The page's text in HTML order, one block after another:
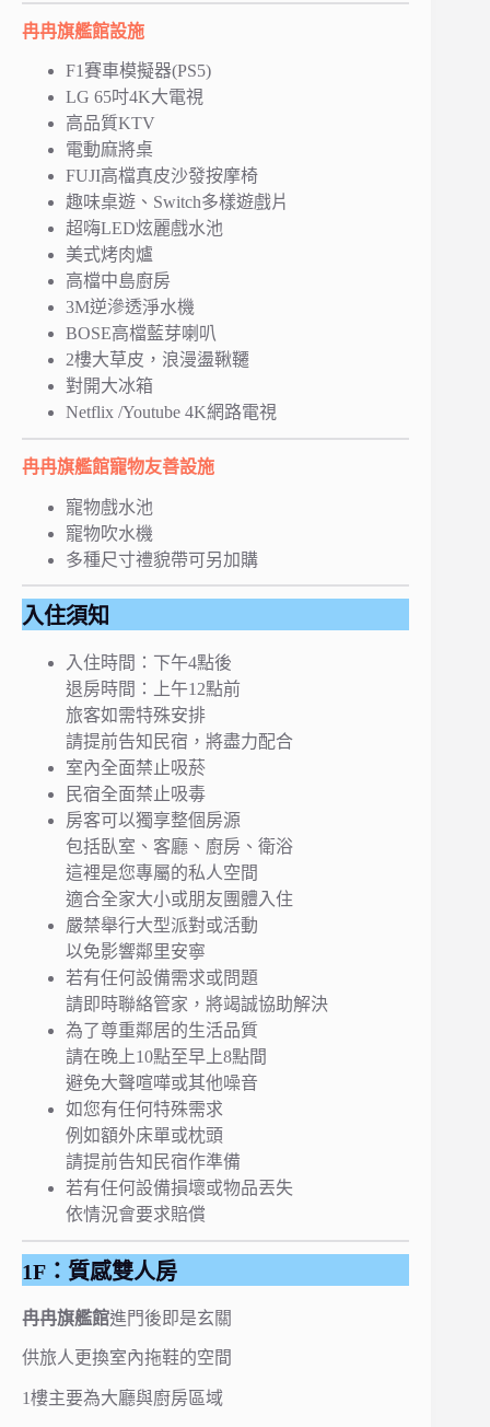
冉冉旗艦館設施
F1賽車模擬器(PS5)
LG 65吋4K大電視
高品質KTV
電動麻將桌
FUJI高檔真皮沙發按摩椅
趣味桌遊、Switch多樣遊戲片
超嗨LED炫麗戲水池
美式烤肉爐
高檔中島廚房
3M逆滲透淨水機
BOSE高檔藍芽喇叭
2樓大草皮，浪漫盪鞦韆
對開大冰箱
Netflix /Youtube 4K網路電視
冉冉旗艦館寵物友善設施
寵物戲水池
寵物吹水機
多種尺寸禮貌帶可另加購
入住須知
入住時間：下午4點後
退房時間：上午12點前
旅客如需特殊安排
請提前告知民宿，將盡力配合
室內全面禁止吸菸
民宿全面禁止吸毒
房客可以獨享整個房源
包括臥室、客廳、廚房、衛浴
這裡是您專屬的私人空間
適合全家大小或朋友團體入住
嚴禁舉行大型派對或活動
以免影響鄰里安寧
若有任何設備需求或問題
請即時聯絡管家，將竭誠協助解決
為了尊重鄰居的生活品質
請在晚上10點至早上8點間
避免大聲喧嘩或其他噪音
如您有任何特殊需求
例如額外床單或枕頭
請提前告知民宿作準備
若有任何設備損壞或物品丟失
依情況會要求賠償
1F：質感雙人房
冉冉旗艦館進門後即是玄關
供旅人更換室內拖鞋的空間
1樓主要為大廳與廚房區域